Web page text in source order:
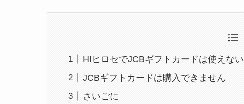
HIヒロセでJCBギフトカードは使えない
JCBギフトカードは購入できません
さいごに